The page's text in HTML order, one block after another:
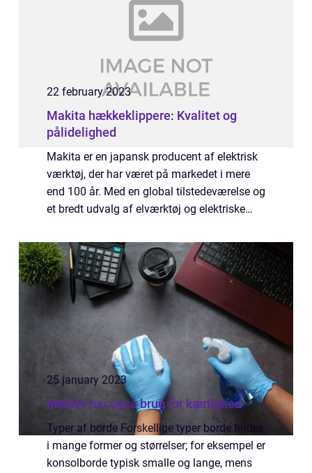
22 february 2023
Makita hækkeklippere: Kvalitet og
pålidelighed
Makita er en japansk producent af elektrisk
værktøj, der har været på markedet i mere
end 100 år. Med en global tilstedeværelse og
et bredt udvalg af elværktøj og elektriske
og pålidelighed. Her er nogle af...
25 january 2023
Møbler har også brug for kærlighed
Typer af borde Forskellige typer borde findes
i mange former og størrelser; for eksempel er
konsolborde typisk smalle og lange, mens